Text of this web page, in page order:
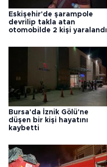
Eskişehir'de şarampole
devrilip takla atan
otomobilde 2 kişi yaralandı
Bursa'da İznik Gölü'ne
düşen bir kişi hayatını
kaybetti